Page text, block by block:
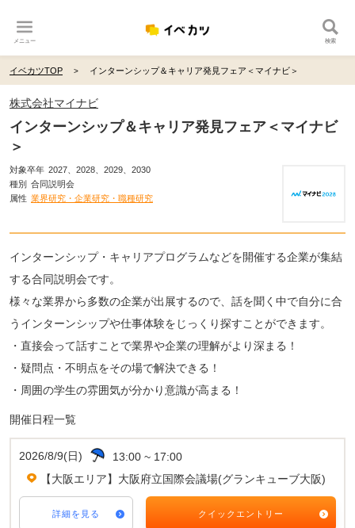
メニュー 検索
イベカツTOP インターンシップ＆キャリア発見フェア＜マイナビ＞
株式会社マイナビ
インターンシップ＆キャリア発見フェア＜マイナビ
＞
対象卒年 2027、2028、2029、2030
種別 合同説明会
属性 業界研究・企業研究・職種研究
インターンシップ・キャリアプログラムなどを開催する企業が集結
する合同説明会です。
様々な業界から多数の企業が出展するので、話を聞く中で自分に合
うインターンシップや仕事体験をじっくり探すことができます。
・直接会って話すことで業界や企業の理解がより深まる！
・疑問点・不明点をその場で解決できる！
・周囲の学生の雰囲気が分かり意識が高まる！
開催日程一覧
2026/8/9(日)
13:00 ~ 17:00
【大阪エリア】大阪府立国際会議場(グランキューブ大阪)
詳細を見る クイックエントリー